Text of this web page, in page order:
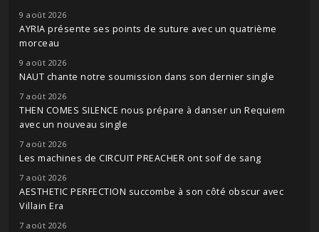
9 août 2026
AYRIA présente ses points de suture avec un quatrième
morceau
9 août 2026
NAUT chante notre soumission dans son dernier single
7 août 2026
THEN COMES SILENCE nous prépare à danser un Requiem
avec un nouveau single
7 août 2026
Les machines de CIRCUIT PREACHER ont soif de sang
7 août 2026
AESTHETIC PERFECTION succombe à son côté obscur avec
Villain Era
7 août 2026